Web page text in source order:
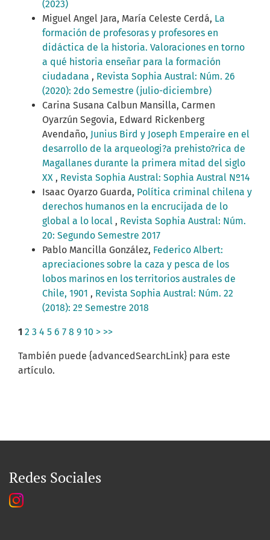
(2023)
Miguel Angel Jara, María Celeste Cerdá, La
formación de profesoras y profesores en
didáctica de la historia. Valoraciones en torno
a qué historia enseñar para la formación
ciudadana , Revista Sophia Austral: Núm. 26
(2020): 2do Semestre (julio-diciembre)
Carina Susana Calbun Mansilla, Carmen
Oyarzún Segovia, Edward Rickenberg
Avendaño, Junius Bird y Joseph Emperaire en el
desarrollo de la arqueologi?a prehisto?rica de
Magallanes durante la primera mitad del siglo
XX , Revista Sophia Austral: Sophia Austral Nº14
Isaac Oyarzo Guarda, Política criminal chilena y
derechos humanos en la encrucijada de lo
global a lo local , Revista Sophia Austral: Núm.
20: Segundo Semestre 2017
Pablo Mancilla González, Federico Albert:
apreciaciones sobre la caza y pesca de los
lobos marinos en los territorios australes de
Chile, 1901 , Revista Sophia Austral: Núm. 22
(2018): 2º Semestre 2018
1 2 3 4 5 6 7 8 9 10 > >>
También puede {advancedSearchLink} para este
artículo.
Redes Sociales